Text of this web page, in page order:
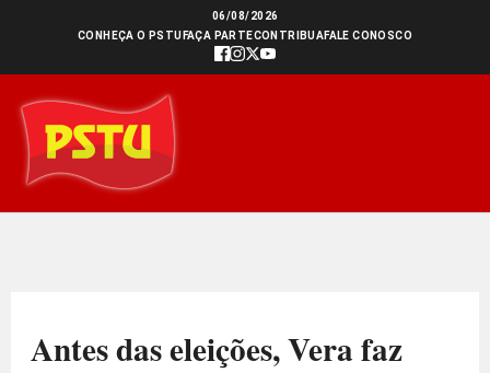
conteúdo
06/08/2026
CONHEÇA O PSTU FAÇA PARTECONTRIBUAFALE CONOSCO
Antes das eleições, Vera faz